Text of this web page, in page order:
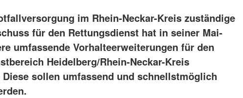
im Rhein-Neckar-Kreis zuständige
für den Rettungsdienst hat in seiner Mai-
umfassende Vorhalteerweiterungen für den
Heidelberg/Rhein-Neckar-Kreis
sollen umfassend und schnellstmöglich